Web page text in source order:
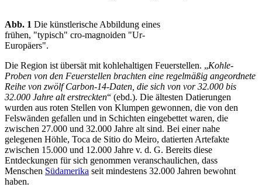
Abb. 1 Die künstlerische Abbildung eines
frühen, "typisch" cro-magnoiden "Ur-
Europäers".
Die Region ist übersät mit kohlehaltigen Feuerstellen. „Kohle-
Proben von den Feuerstellen brachten eine regelmäßig angeordnete
Reihe von zwölf Carbon-14-Daten, die sich von vor 32.000 bis
32.000 Jahre alt erstreckten“ (ebd.). Die ältesten Datierungen
wurden aus roten Stellen von Klumpen gewonnen, die von den
Felswänden gefallen und in Schichten eingebettet waren, die
zwischen 27.000 und 32.000 Jahre alt sind. Bei einer nahe
gelegenen Höhle, Toca de Sitio do Meiro, datierten Artefakte
zwischen 15.000 und 12.000 Jahre v. d. G. Bereits diese
Entdeckungen für sich genommen veranschaulichen, dass
Menschen Südamerika seit mindestens 32.000 Jahren bewohnt
haben.